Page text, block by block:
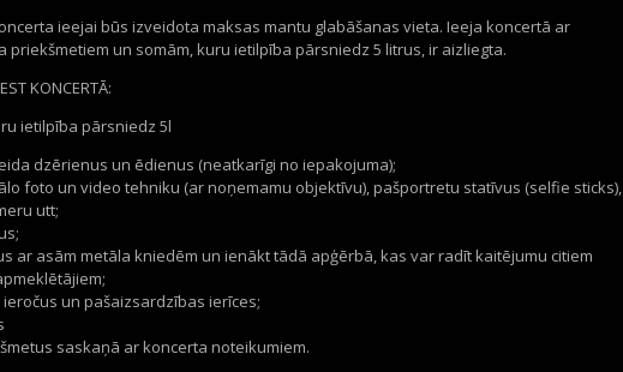
ieejai būs izveidota maksas mantu glabāšanas vieta. Ieeja koncertā ar
priekšmetiem un somām, kuru ietilpība pārsniedz 5 litrus, ir aizliegta.
KONCERTĀ:
ietilpība pārsniedz 5l
dzērienus un ēdienus (neatkarīgi no iepakojuma);
foto un video tehniku (ar noņemamu objektīvu), pašportretu statīvus (selfie sticks),
utt;
ar asām metāla kniedēm un ienākt tādā apģērbā, kas var radīt kaitējumu citiem
un pašaizsardzības ierīces;
saskaņā ar koncerta noteikumiem.